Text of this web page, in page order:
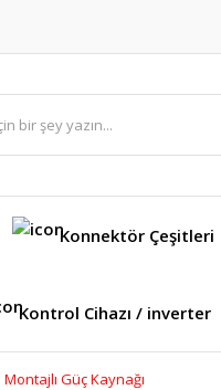
Konnektör Çeşitleri
Kontrol Cihazı / inverter
Güç Kaynağı